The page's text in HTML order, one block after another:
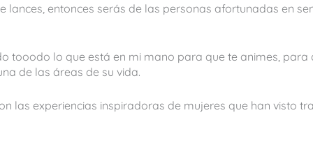
lances, entonces serás de las personas afortunadas en
tooodo lo que está en mi mano para que te animes,
de las áreas de su vida.
las experiencias inspiradoras de mujeres que han visto